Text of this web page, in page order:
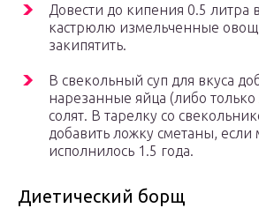
Довести до кипения 0.5 литра
кастрюлю измельченные
закипятить.
В свекольный суп для вкуса
нарезанные яйца (либо
солят. В тарелку со
добавить ложку сметаны,
исполнилось 1.5 года.
Диетический борщ